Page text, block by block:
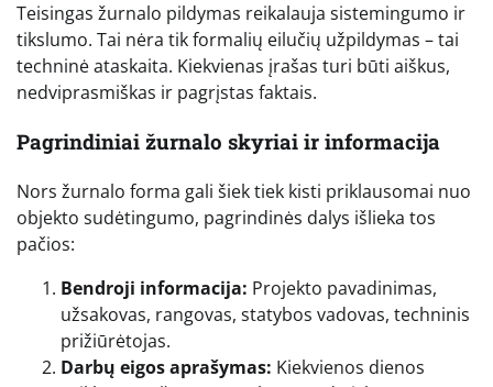
Teisingas žurnalo pildymas reikalauja sistemingumo ir
tikslumo. Tai nėra tik formalių eilučių užpildymas – tai
techninė ataskaita. Kiekvienas įrašas turi būti aiškus,
nedviprasmiškas ir pagrįstas faktais.
Pagrindiniai žurnalo skyriai ir informacija
Nors žurnalo forma gali šiek tiek kisti priklausomai nuo
objekto sudėtingumo, pagrindinės dalys išlieka tos
pačios:
Bendroji informacija: Projekto pavadinimas,
užsakovas, rangovas, statybos vadovas, techninis
prižiūrėtojas.
Darbų eigos aprašymas: Kiekvienos dienos